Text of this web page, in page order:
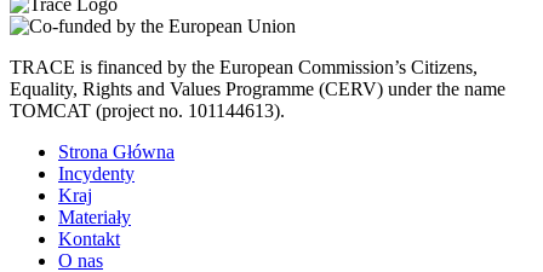
TRACE is financed by the European Commission’s Citizens,
Equality, Rights and Values Programme (CERV) under the name
TOMCAT (project no. 101144613).
Strona Główna
Incydenty
Kraj
Materiały
Kontakt
O nas